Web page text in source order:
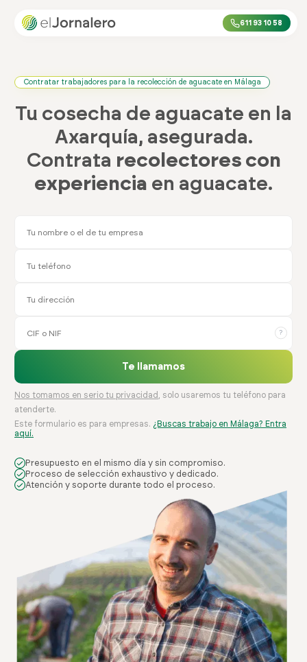
611 93 10 58
Contratar trabajadores para la recolección de aguacate en Málaga
Tu cosecha de aguacate en la
Axarquía, asegurada.
Contrata recolectores con
experiencia en aguacate.
?
Te llamamos
Nos tomamos en serio tu privacidad
, solo usaremos tu teléfono para
atenderte.
Este formulario es para empresas. ¿Buscas trabajo en Málaga? Entra
aquí.
Presupuesto en el mismo día y sin compromiso.
Proceso de selección exhaustivo y dedicado.
Atención y soporte durante todo el proceso.